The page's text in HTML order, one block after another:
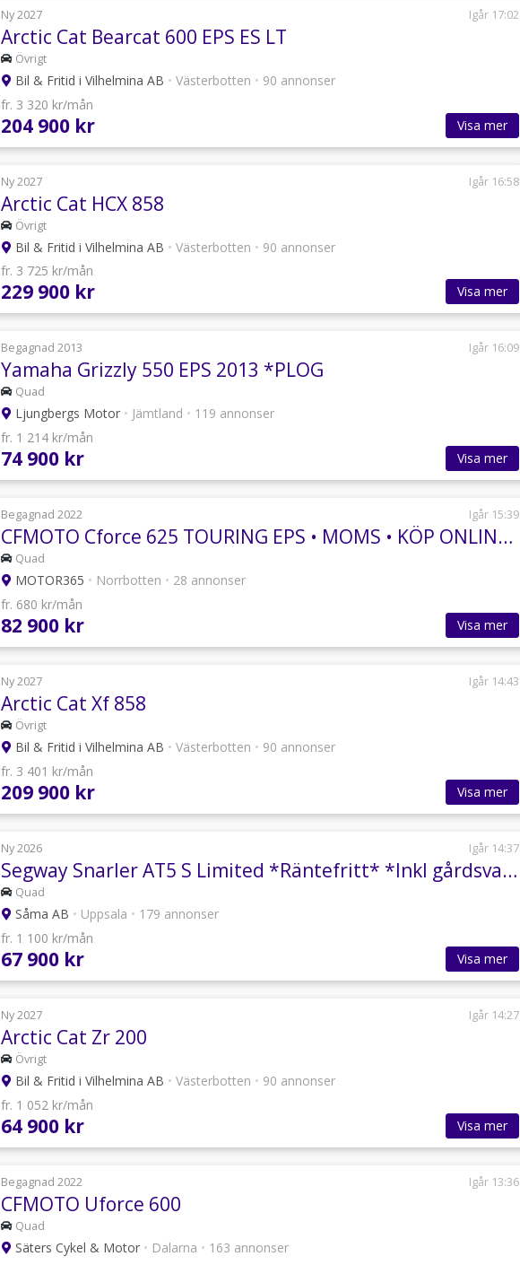
Ny 2027 Igår 17:02
Arctic Cat Bearcat 600 EPS ES LT
Övrigt
Bil & Fritid i Vilhelmina AB • Västerbotten • 90 annonser
fr. 3 320 kr/mån
204 900 kr Visa mer
Ny 2027 Igår 16:58
Arctic Cat HCX 858
Övrigt
Bil & Fritid i Vilhelmina AB • Västerbotten • 90 annonser
fr. 3 725 kr/mån
229 900 kr Visa mer
Begagnad 2013 Igår 16:09
Yamaha Grizzly 550 EPS 2013 *PLOG
Quad
Ljungbergs Motor • Jämtland • 119 annonser
fr. 1 214 kr/mån
74 900 kr Visa mer
Begagnad 2022 Igår 15:39
CFMOTO Cforce 625 TOURING EPS • MOMS • KÖP ONLINE • 799:-/MÅN
Quad
MOTOR365 • Norrbotten • 28 annonser
fr. 680 kr/mån
82 900 kr Visa mer
Ny 2027 Igår 14:43
Arctic Cat Xf 858
Övrigt
Bil & Fritid i Vilhelmina AB • Västerbotten • 90 annonser
fr. 3 401 kr/mån
209 900 kr Visa mer
Ny 2026 Igår 14:37
Segway Snarler AT5 S Limited *Räntefritt* *Inkl gårdsvagn*
Quad
Såma AB • Uppsala • 179 annonser
fr. 1 100 kr/mån
67 900 kr Visa mer
Ny 2027 Igår 14:27
Arctic Cat Zr 200
Övrigt
Bil & Fritid i Vilhelmina AB • Västerbotten • 90 annonser
fr. 1 052 kr/mån
64 900 kr Visa mer
Begagnad 2022 Igår 13:36
CFMOTO Uforce 600
Quad
Säters Cykel & Motor • Dalarna • 163 annonser